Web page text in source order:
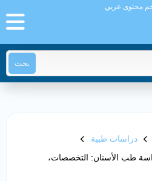
محتوى عربي
بحث
دراسات طبية
طب الأسنان: التخصصات،